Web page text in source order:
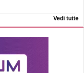
Vedi tutte